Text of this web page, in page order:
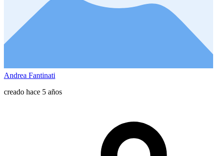
Andrea Fantinati
creado hace 5 años